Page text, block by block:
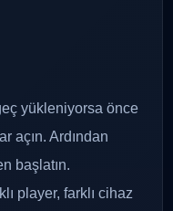
yükleniyorsa önce
açın. Ardından
başlatın.
player, farklı cihaz